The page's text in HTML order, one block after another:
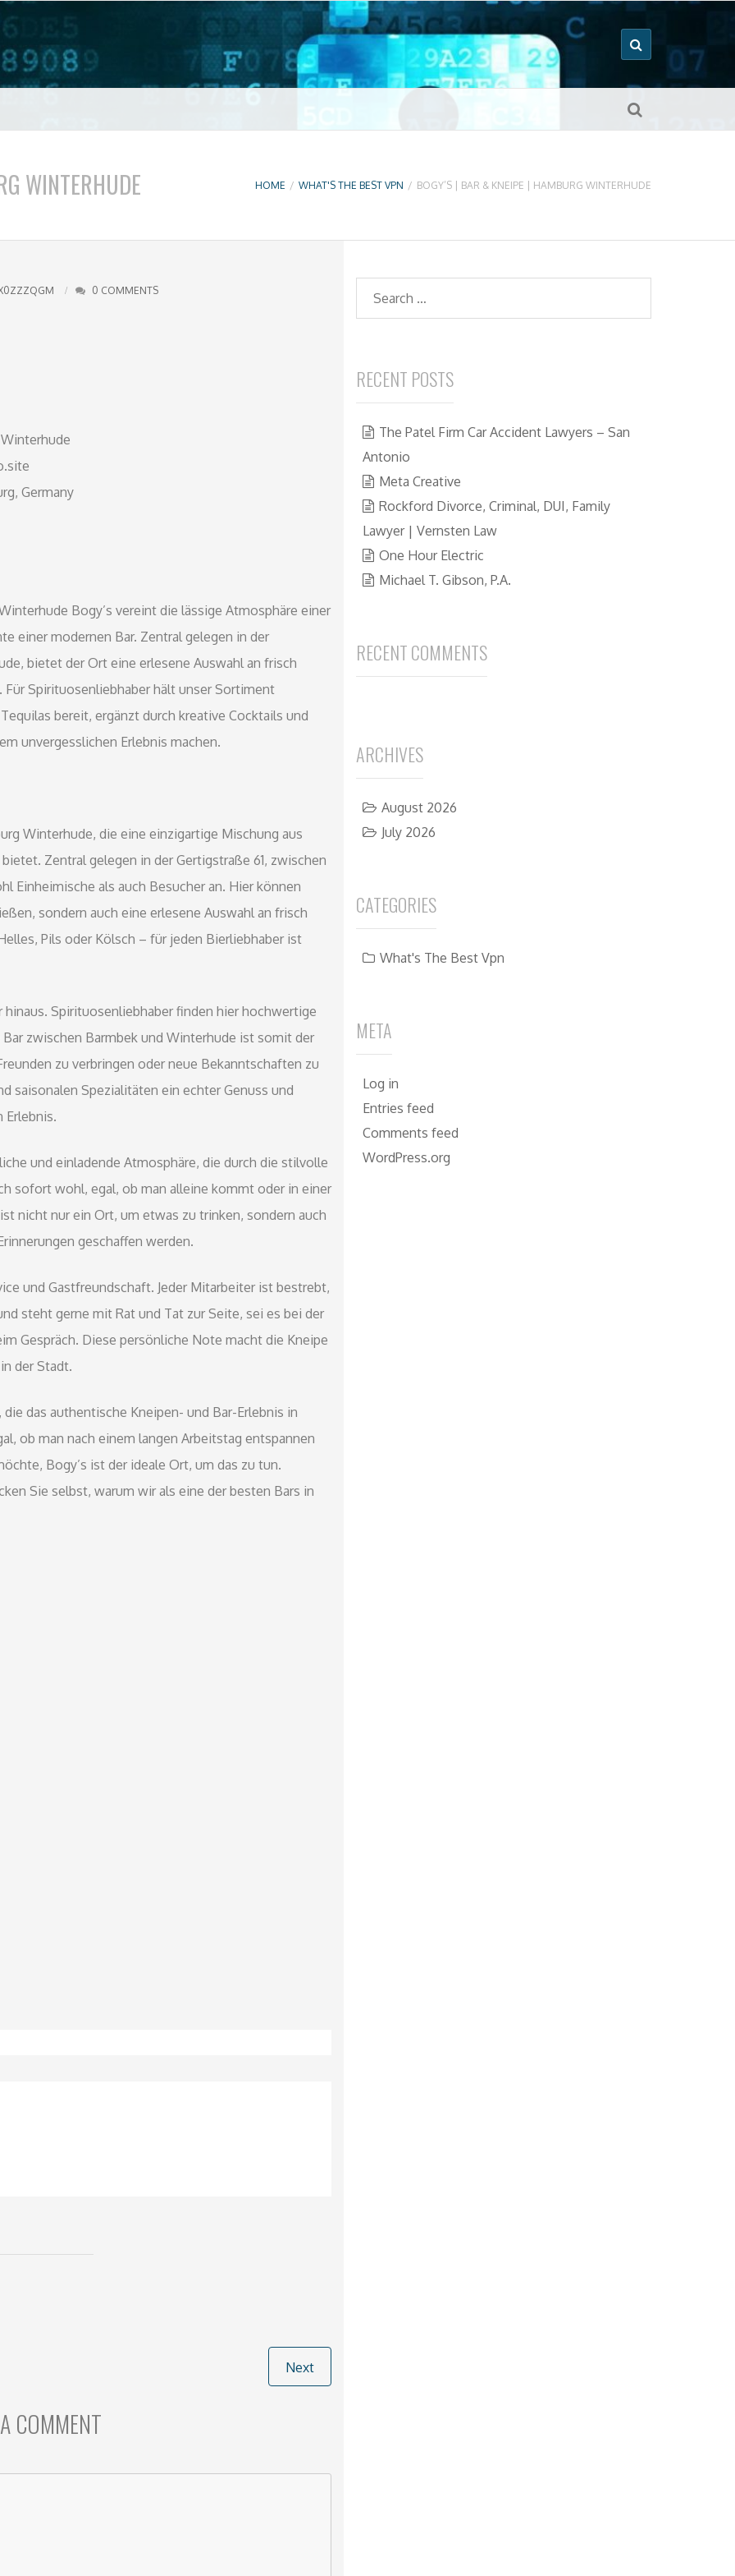
WINTERHUDE HOME / WHAT'S THE BEST VPN / BOGY’S | BAR & KNEIPE | HAMBURG WINTERHUDE
0 COMMENTS
Germany
Bogy’s vereint die lässige Atmosphäre einer
einer modernen Bar. Zentral gelegen in der
bietet der Ort eine erlesene Auswahl an frisch
Spirituosenliebhaber hält unser Sortiment
bereit, ergänzt durch kreative Cocktails und
unvergesslichen Erlebnis machen.
Winterhude, die eine einzigartige Mischung aus
Zentral gelegen in der Gertigstraße 61, zwischen
Einheimische als auch Besucher an. Hier können
sondern auch eine erlesene Auswahl an frisch
Pils oder Kölsch – für jeden Bierliebhaber ist
Spirituosenliebhaber finden hier hochwertige
zwischen Barmbek und Winterhude ist somit der
zu verbringen oder neue Bekanntschaften zu
saisonalen Spezialitäten ein echter Genuss und
Erlebnis.
und einladende Atmosphäre, die durch die stilvolle
sofort wohl, egal, ob man alleine kommt oder in einer
nicht nur ein Ort, um etwas zu trinken, sondern auch
geschaffen werden.
und Gastfreundschaft. Jeder Mitarbeiter ist bestrebt,
steht gerne mit Rat und Tat zur Seite, sei es bei der
Gespräch. Diese persönliche Note macht die Kneipe
der Stadt.
das authentische Kneipen- und Bar-Erlebnis in
ob man nach einem langen Arbeitstag entspannen
Bogy’s ist der ideale Ort, um das zu tun.
Sie selbst, warum wir als eine der besten Bars in
Next
COMMENT
Search
RECENT POSTS
The Patel Firm Car Accident Lawyers – San
Antonio
Meta Creative
Rockford Divorce, Criminal, DUI, Family
Lawyer | Vernsten Law
One Hour Electric
Michael T. Gibson, P.A.
RECENT COMMENTS
ARCHIVES
August 2026
July 2026
CATEGORIES
What's The Best Vpn
META
Log in
Entries feed
Comments feed
WordPress.org